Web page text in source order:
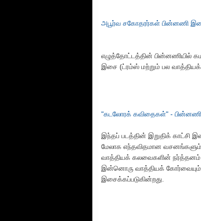
அபூர்வ சகோதரர்கள் பின்னணி
எழுத்தோட்டத்தின் பின்னணியில்
இசை (ட்ரம்ஸ் மற்றும் பல
"கடலோரக் கவிதைகள்" -
இந்தப் படத்தின் இறுதிக் காட்சி
மேலாக எந்தவிதமான
வாத்தியக் கலவைகளின் நர்த்தனம்
இன்னொரு வாத்தியக் கோர்வையும்
இசைக்கப்படுகின்றது.